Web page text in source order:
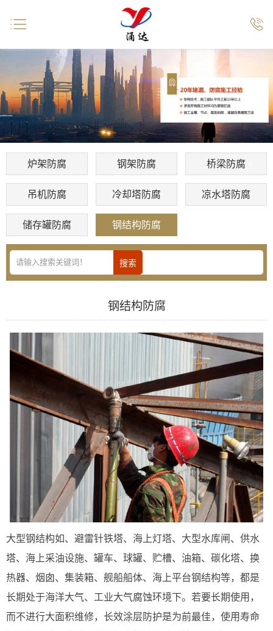
炉架防腐 钢架防腐 桥梁防腐
吊机防腐 冷却塔防腐 凉水塔防腐
储存罐防腐 钢结构防腐
钢结构防腐
大型钢结构如、避雷针铁塔、海上灯塔、大型水库闸、供水
塔、海上采油设施、罐车、球罐、贮槽、油箱、碳化塔、换
热器、烟囱、集装箱、舰船船体、海上平台钢结构等，都是
长期处于海洋大气、工业大气腐蚀环境下。若要长期使用，
而不进行大面积维修，长效涂层防护是为前最佳，使用寿命
 